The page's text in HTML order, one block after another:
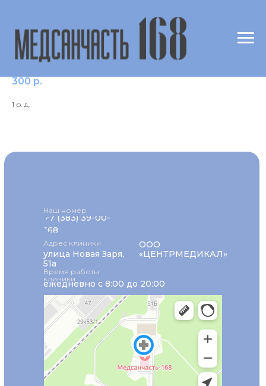
Кальций ионизированный (Ca++)
300 р.
1 р. д.
+7 (383) 39-00-
168
Наш номер
ежедневно с 8:00 до 20:00
Время работы
клиники
Адрес клиники
улица Новая Заря,
51а
ООО
«ЦЕНТРМЕДИКАЛ»